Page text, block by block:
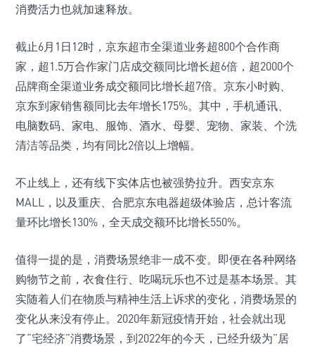
消费活力也就加速释放。
截止6月1日12时，京东超市全渠道业务超800个合作商
家，超1.5万合作家门店成交额同比增长超6倍，超2000个
品牌商全渠道业务成交额同比增长超7倍。京东小时购、
京东到家销售额同比去年增长175%。其中，手机通讯、
电脑数码、家电、服饰、酒水、母婴、宠物、家装、个洗
清洁等品类，均有同比2倍以上增幅。
不止线上，还有线下实体店也被强势拉升。西安京东
MALL，以及重庆、合肥京东电器超级体验店，总计客流
量环比增长130%，全天成交额环比增长550%。
值得一提的是，消费场景绝非一成不变。即便在各种网络
购物节之前，衣食住行、吃喝玩乐也不过是基本场景。其
实随着人们在物质与精神生活上诉求的变化，消费场景的
变化从来没有停止。2020年新冠疫情开始，社会就出现
了“宅经济”消费场景，到2022年的今天，已经升级为“居